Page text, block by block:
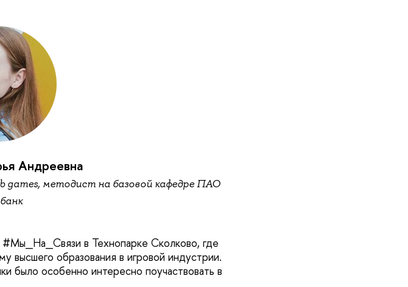
Андреевна
games, методист на базовой кафедре ПАО
#Мы_На_Связи в Технопарке Сколково, где
высшего образования в игровой индустрии.
было особенно интересно поучаствовать в